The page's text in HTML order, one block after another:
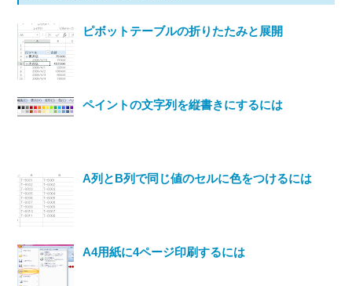
ピボットテーブルの折りたたみと展開
ペイントの文字列を縦書きにするには
A列とB列で同じ値のセルに色をつけるには
A4用紙に4ページ印刷するには